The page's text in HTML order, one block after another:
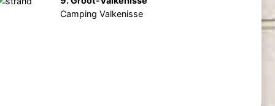
Camping Valkenisse